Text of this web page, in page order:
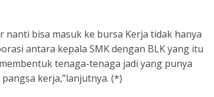
nanti bisa masuk ke bursa Kerja tidak hanya
antara kepala SMK dengan BLK yang itu
tenaga-tenaga jadi yang punya
kerja,”lanjutnya. (*)